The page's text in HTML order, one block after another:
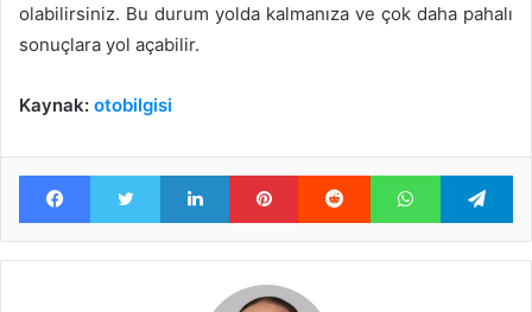
olabilirsiniz. Bu durum yolda kalmanıza ve çok daha pahalı
sonuçlara yol açabilir.
Kaynak: otobilgisi
FacebookTwitter LinkedIn Pinterest Reddit WhatsApp